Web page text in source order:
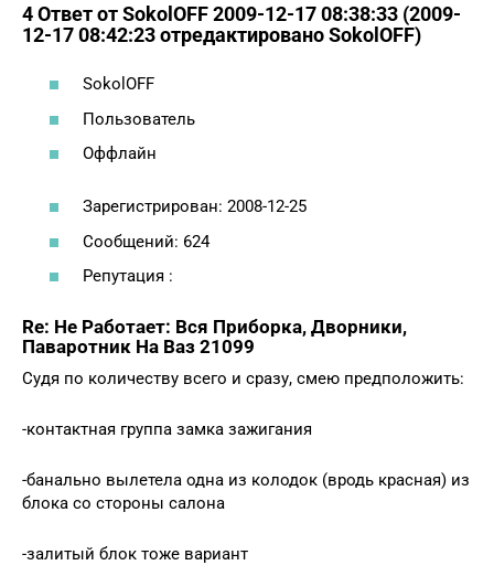
4 Ответ от SokolOFF 2009-12-17 08:38:33 (2009-
12-17 08:42:23 отредактировано SokolOFF)
SokolOFF
Пользователь
Оффлайн
Зарегистрирован: 2008-12-25
Сообщений: 624
Репутация :
Re: Не Работает: Вся Приборка, Дворники,
Паваротник На Ваз 21099
Судя по количеству всего и сразу, смею предположить:
-контактная группа замка зажигания
-банально вылетела одна из колодок (вродь красная) из
блока со стороны салона
-залитый блок тоже вариант